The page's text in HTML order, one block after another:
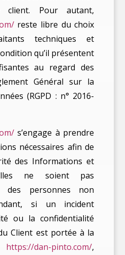
client. Pour autant,
reste libre du choix
techniques et
qu’il présentent
au regard des
Général sur la
(RGPD : n° 2016-
s’engage à prendre
nécessaires afin de
des Informations et
ne soient pas
des personnes non
si un incident
ou la confidentialité
Client est portée à la
https://dan-pinto.com/,